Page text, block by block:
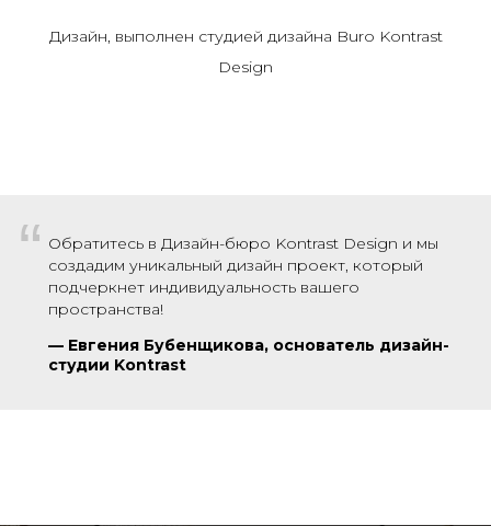
Дизайн, выполнен студией дизайна Buro Kontrast
Design
“ Обратитесь в Дизайн-бюро Kontrast Design и мы
создадим уникальный дизайн проект, который
подчеркнет индивидуальность вашего
пространства!
— Евгения Бубенщикова, основатель дизайн-
студии Kontrast